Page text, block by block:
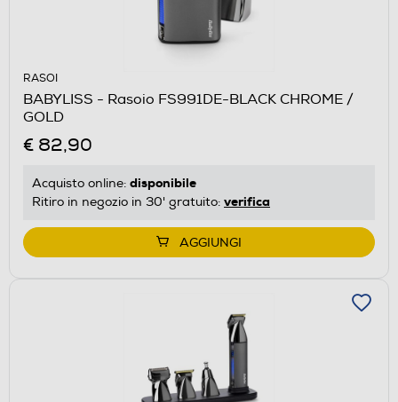
RASOI
BABYLISS - Rasoio FS991DE-BLACK CHROME /
GOLD
€ 82,90
Acquisto online: disponibile
Ritiro in negozio in 30' gratuito: verifica
AGGIUNGI